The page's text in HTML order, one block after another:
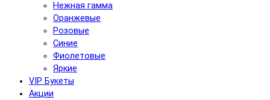
Нежная гамма
Оранжевые
Розовые
Синие
Фиолетовые
Яркие
VIP Букеты
Акции